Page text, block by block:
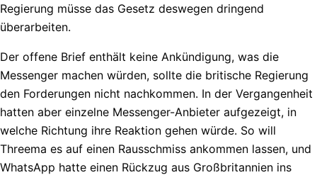
Regierung müsse das Gesetz deswegen dringend
überarbeiten.
Der offene Brief enthält keine Ankündigung, was die
Messenger machen würden, sollte die britische Regierung
den Forderungen nicht nachkommen. In der Vergangenheit
hatten aber einzelne Messenger-Anbieter aufgezeigt, in
welche Richtung ihre Reaktion gehen würde. So will
Threema es auf einen Rausschmiss ankommen lassen, und
WhatsApp hatte einen Rückzug aus Großbritannien ins